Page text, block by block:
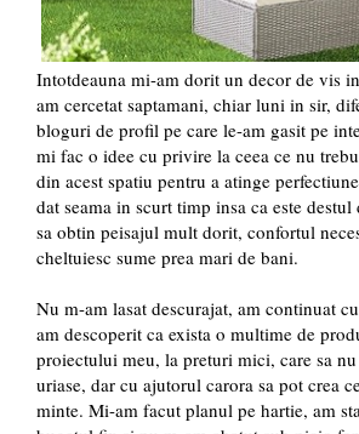
Intotdeauna mi-am dorit un decor de vis
am cercetat saptamani, chiar luni in sir,
bloguri de profil pe care le-am gasit pe
mi fac o idee cu privire la ceea ce nu
din acest spatiu pentru a atinge
dat seama in scurt timp insa ca este destul
sa obtin peisajul mult dorit, confortul
cheltuiesc sume prea mari de bani.
Nu m-am lasat descurajat, am continuat
am descoperit ca exista o multime de
proiectului meu, la preturi mici, care sa
uriase, dar cu ajutorul carora sa pot crea
minte. Mi-am facut planul pe hartie, am